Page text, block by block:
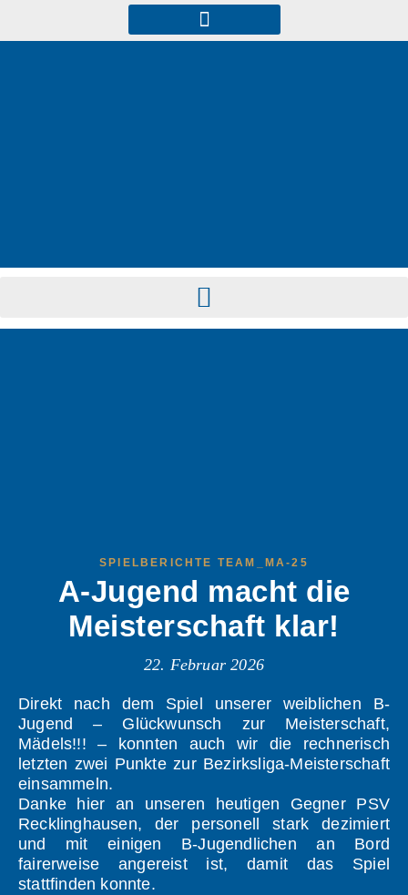
SPIELBERICHTE TEAM_MA-25
A-Jugend macht die
Meisterschaft klar!
22. Februar 2026
Direkt nach dem Spiel unserer weiblichen B-
Jugend – Glückwunsch zur Meisterschaft,
Mädels!!! – konnten auch wir die rechnerisch
letzten zwei Punkte zur Bezirksliga-Meisterschaft
einsammeln.
Danke hier an unseren heutigen Gegner PSV
Recklinghausen, der personell stark dezimiert
und mit einigen B-Jugendlichen an Bord
fairerweise angereist ist, damit das Spiel
stattfinden konnte.